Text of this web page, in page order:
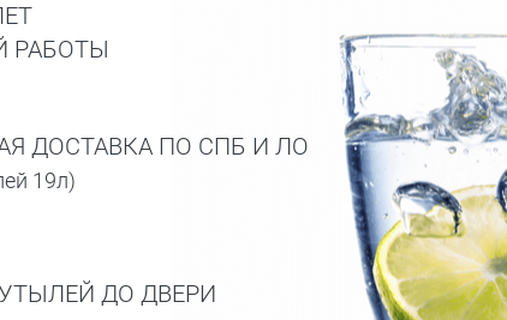
РАБОТЫ
ДОСТАВКА ПО СПБ И ЛО
19л)
ДО ДВЕРИ